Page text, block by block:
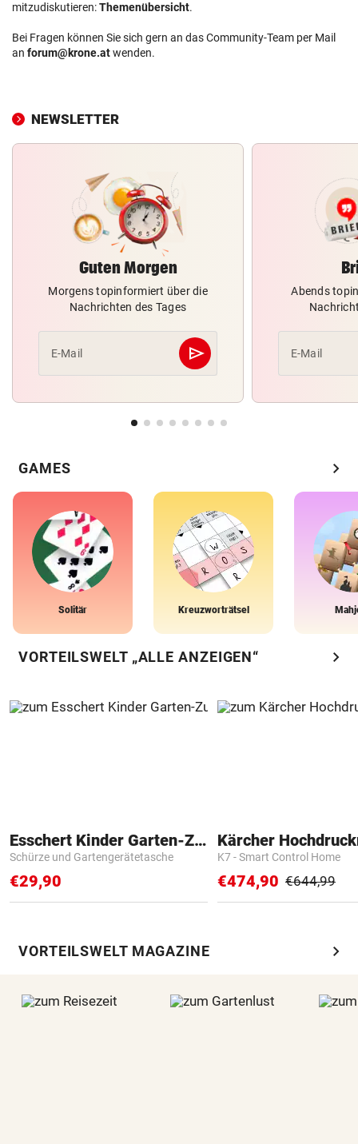
mitzudiskutieren:Themenübersicht.
Bei Fragen können Sie sich gern an das Community-Team per Mail
an forum@krone.atwenden.
NEWSLETTER
Guten Morgen
Morgens topinformiert über die
Nachrichten des Tages
E-Mail send
Abschicken
Abends
E-Mail
GAMES chevron_right
Solitär Kreuzworträtsel
VORTEILSWELT „ALLE ANZEIGEN“ chevron_right
Esschert Kinder Garten-Zubehör
Schürze und Gartengerätetasche
€29,90
Kärcher
K7 - Smart Control Home
€474,90 €644,99
VORTEILSWELT MAGAZINE chevron_right